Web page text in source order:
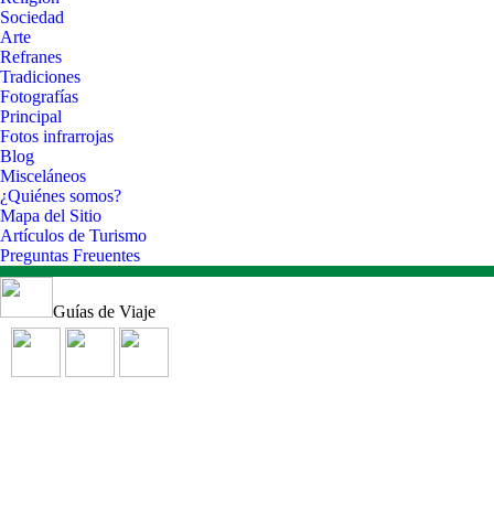
Sociedad
Arte
Refranes
Tradiciones
Fotografías
Principal
Fotos infrarrojas
Blog
Misceláneos
¿Quiénes somos?
Mapa del Sitio
Artículos de Turismo
Preguntas Freuentes
Guías de Viaje